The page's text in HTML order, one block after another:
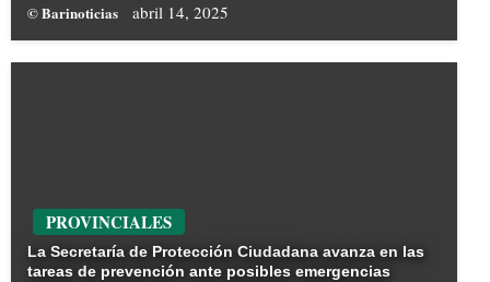
© Barinoticias abril 14, 2025
PROVINCIALES
La Secretaría de Protección Ciudadana avanza en las
tareas de prevención ante posibles emergencias